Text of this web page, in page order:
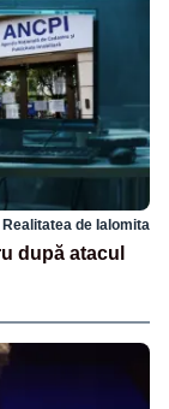
Realitatea de Ialomita
după atacul